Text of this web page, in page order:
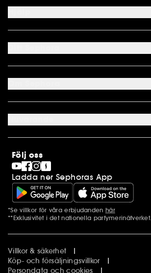
FAQ
Kontakta oss
Mitt Konto
Sephora kundklubb
Om os
Karriär
Stores
Sephora Stands
SEPHORA Prize
Pride
Följ oss
Ladda ner Sephoras App
Ytterligare information
*Se villkor för våra erbjudanden här
**Exklusivitet i det nationella parfymerinätverket.
Villkor & säkerhet
Köp- och försäljningsvillkor
Persondata och cookies